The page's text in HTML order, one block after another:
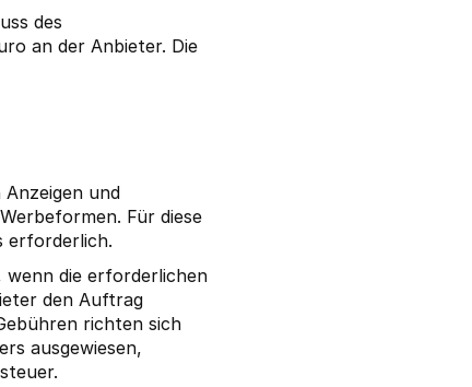
des
an der Anbieter. Die
und
Für diese
erforderlich.
wenn die erforderlichen
den Auftrag
richten sich
ausgewiesen,